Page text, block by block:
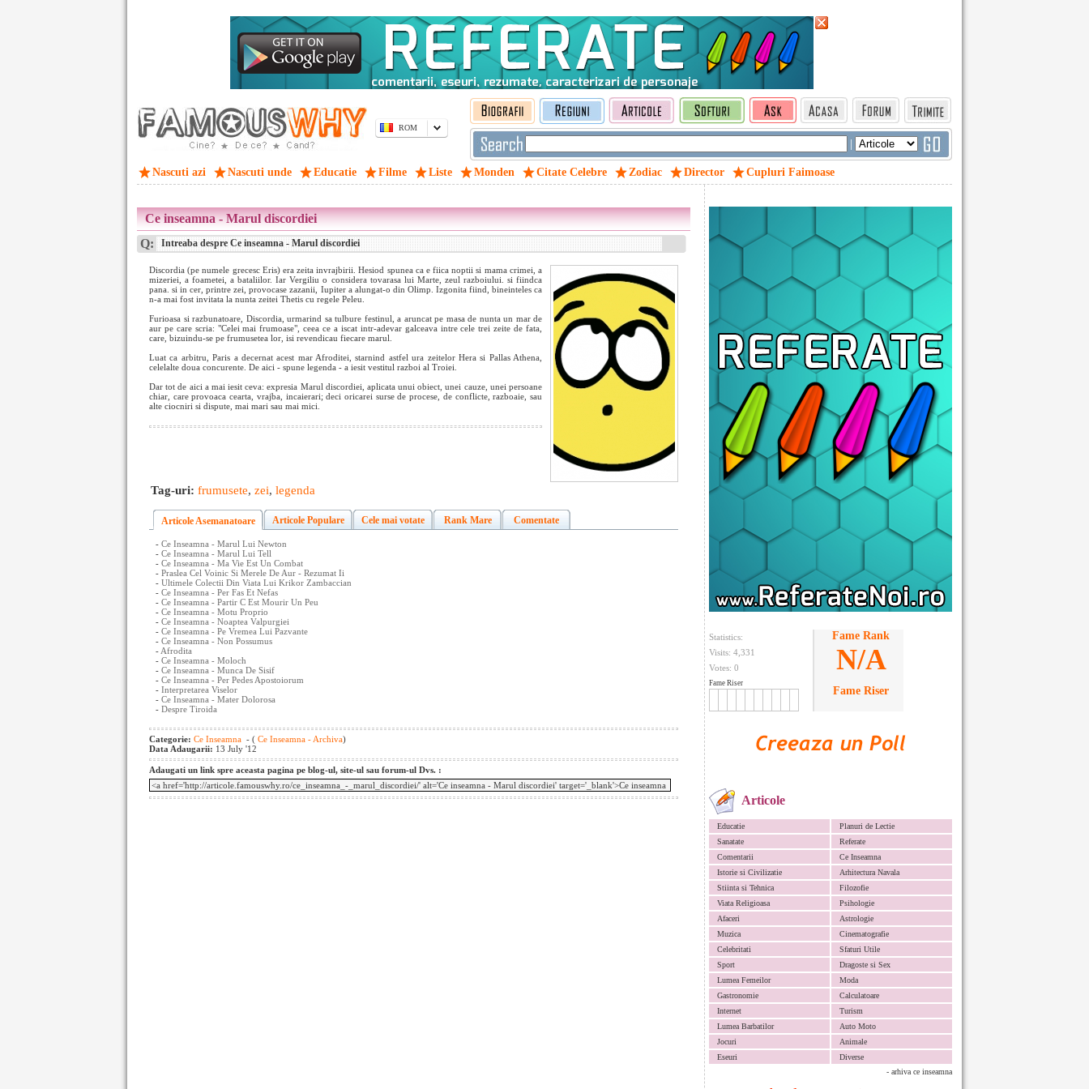
ROM
|
Nascuti azi Nascuti unde Educatie Filme Liste Monden Citate Celebre Zodiac Director Cupluri Faimoase
Statistics:
Visits: 4,331
Votes: 0
Fame Riser
Fame Rank
N/A
Fame Riser
Articole
Educatie
Planuri de Lectie
Sanatate
Referate
Comentarii
Ce Inseamna
Istorie si Civilizatie
Arhitectura Navala
Stiinta si Tehnica
Filozofie
Viata Religioasa
Psihologie
Afaceri
Astrologie
Muzica
Cinematografie
Celebritati
Sfaturi Utile
Sport
Dragoste si Sex
Lumea Femeilor
Moda
Gastronomie
Calculatoare
Internet
Turism
Lumea Barbatilor
Auto Moto
Jocuri
Animale
Eseuri
Diverse
- arhiva ce inseamna
Ce inseamna - Marul discordiei
Q: Intreaba despre Ce inseamna - Marul discordiei
Discordia (pe numele grecesc Eris) era zeita invrajbirii. Hesiod spunea ca e fiica noptii si mama crimei, a
mizeriei, a foametei, a bataliilor. Iar Vergiliu o considera tovarasa lui Marte, zeul razboiului. si fiindca
pana. si in cer, printre zei, provocase zazanii, Iupiter a alungat-o din Olimp. Izgonita fiind, bineinteles ca
n-a mai fost invitata la nunta zeitei Thetis cu regele Peleu.
Furioasa si razbunatoare, Discordia, urmarind sa tulbure festinul, a aruncat pe masa de nunta un mar de
aur pe care scria: "Celei mai frumoase", ceea ce a iscat intr-adevar galceava intre cele trei zeite de fata,
care, bizuindu-se pe frumusetea lor, isi revendicau fiecare marul.
Luat ca arbitru, Paris a decernat acest mar Afroditei, starnind astfel ura zeitelor Hera si Pallas Athena,
celelalte doua concurente. De aici - spune legenda - a iesit vestitul razboi al Troiei.
Dar tot de aici a mai iesit ceva: expresia Marul discordiei, aplicata unui obiect, unei cauze, unei persoane
chiar, care provoaca cearta, vrajba, incaierari; deci oricarei surse de procese, de conflicte, razboaie, sau
alte ciocniri si dispute, mai mari sau mai mici.
Tag-uri: frumusete, zei, legenda
Articole Asemanatoare Articole Populare Cele mai votate Rank Mare Comentate
- Ce Inseamna - Marul Lui Newton
- Ce Inseamna - Marul Lui Tell
- Ce Inseamna - Ma Vie Est Un Combat
- Praslea Cel Voinic Si Merele De Aur - Rezumat Ii
- Ultimele Colectii Din Viata Lui Krikor Zambaccian
- Ce Inseamna - Per Fas Et Nefas
- Ce Inseamna - Partir C Est Mourir Un Peu
- Ce Inseamna - Motu Proprio
- Ce Inseamna - Noaptea Valpurgiei
- Ce Inseamna - Pe Vremea Lui Pazvante
- Ce Inseamna - Non Possumus
- Afrodita
- Ce Inseamna - Moloch
- Ce Inseamna - Munca De Sisif
- Ce Inseamna - Per Pedes Apostoiorum
- Interpretarea Viselor
- Ce Inseamna - Mater Dolorosa
- Despre Tiroida
Categorie: Ce Inseamna - ( Ce Inseamna - Archiva)
Data Adaugarii: 13 July '12
Adaugati un link spre aceasta pagina pe blog-ul, site-ul sau forum-ul Dvs. :